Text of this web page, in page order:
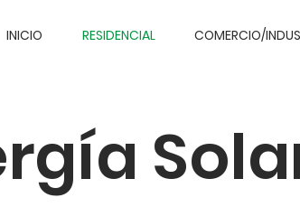
INICIO RESIDENCIAL COMERCIO/